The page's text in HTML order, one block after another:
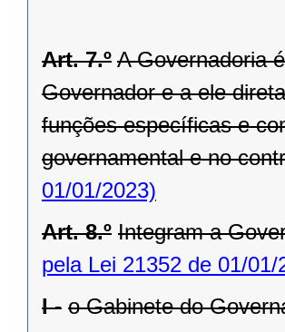
Art. 7.º A Governadoria
Governador e a ele
funções específicas e
governamental e no
01/01/2023)
Art. 8.º Integram a
pela Lei 21352 de 01/01/
I - o Gabinete do